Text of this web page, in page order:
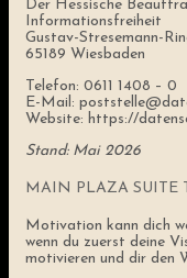
Der Hessische
Informationsfreiheit
Gustav-Stresemann-
65189 Wiesbaden
Telefon: 0611 1408 – 0
E-Mail:
Website: https://
Stand: Mai 2026
MAIN PLAZA SUITE
Motivation kann dich
wenn du zuerst deine
motivieren und dir den